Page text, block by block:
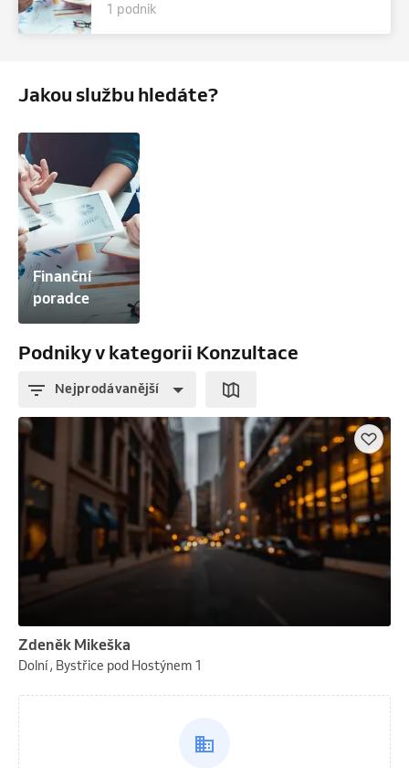
1 podnik
Jakou službu hledáte?
Finanční
poradce
Podniky v kategorii Konzultace
Nejprodávanější
Zdeněk Mikeška
Dolní , Bystřice pod Hostýnem 1